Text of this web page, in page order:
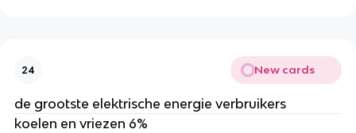
24 New cards
de grootste elektrische energie verbruikers
koelen en vriezen 6%